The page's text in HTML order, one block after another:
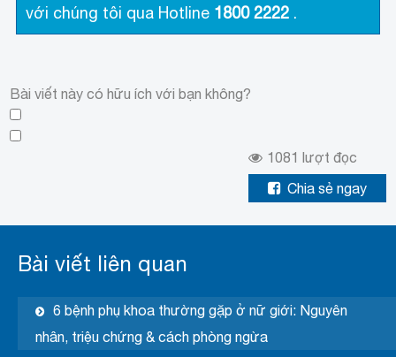
với chúng tôi qua Hotline 1800 2222 .
Bài viết này có hữu ích với bạn không?
1081
lượt đọc
Chia sẻ ngay
Bài viết liên quan
6 bệnh phụ khoa thường gặp ở nữ giới: Nguyên
nhân, triệu chứng & cách phòng ngừa